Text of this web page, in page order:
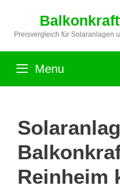
springen
Preisvergleich für Solaranlagen
Menu
Reinheim